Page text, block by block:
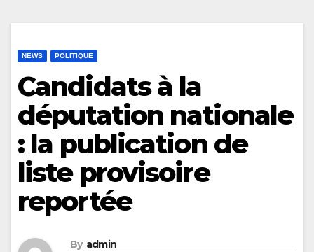
NEWS POLITIQUE
Candidats à la
députation nationale
: la publication de
liste provisoire
reportée
By admin